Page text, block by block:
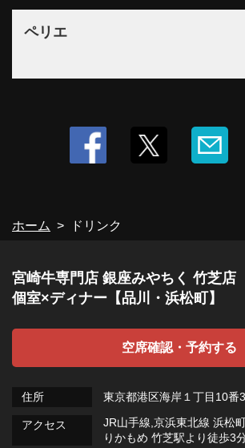
ペリエ
ホーム ドリンク
宮崎牛専門店 銀座みやちく 竹芝
個室×ディナー【品川・浜松町】
空席確認・予約する
住所 東京都港区海岸１丁目10番
アクセス
JR山手線,京浜東北線 浜松
りかもめ 竹芝駅より徒歩3